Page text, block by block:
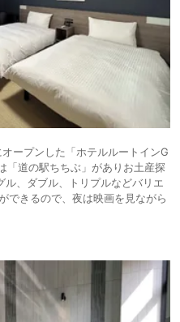
ープンした「ホテルルートインG
「道の駅ちちぶ」がありお土産探
、ダブル、トリプルなどバリエ
できるので、夜は映画を見ながら